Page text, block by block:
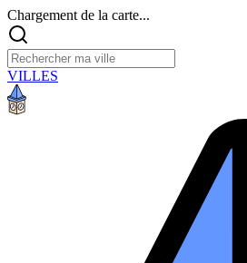
Chargement de la carte...
VILLES